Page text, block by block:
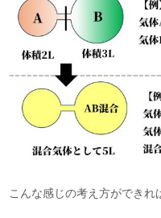
こんな感じの考え方ができれ